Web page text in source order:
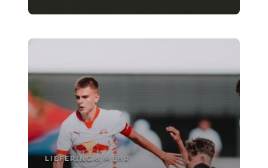
LIEFERING & MEHR